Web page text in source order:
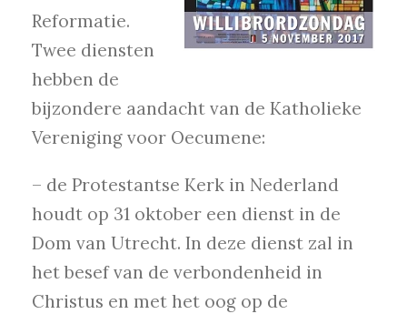
Reformatie.
Twee diensten
hebben de
bijzondere aandacht van de Katholieke
Vereniging voor Oecumene:
– de Protestantse Kerk in Nederland
houdt op 31 oktober een dienst in de
Dom van Utrecht. In deze dienst zal in
het besef van de verbondenheid in
Christus en met het oog op de